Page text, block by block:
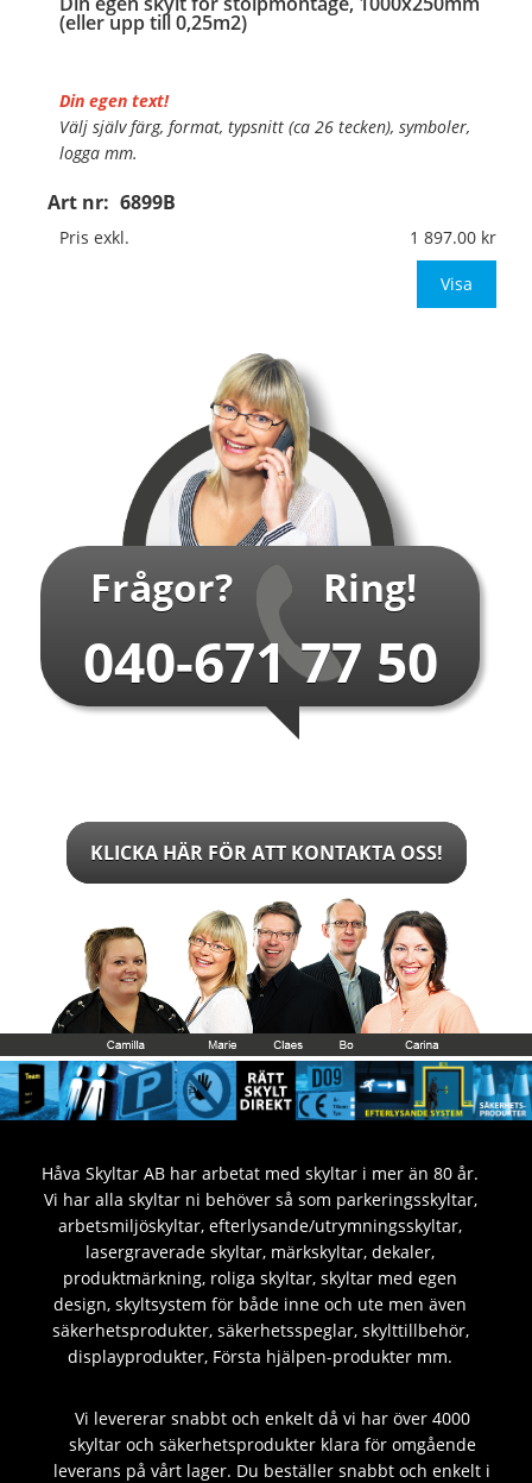
(eller upp till 0,25m2)
Art nr: 6899B
Din egen text!
Välj själv färg, format, typsnitt (ca 26 tecken), symboler,
logga mm.
Material:Kantvikt aluminium, 2mm (stolpmontage)
Mått:1000x250mm (eller annat mått upp till 0,25m²)
Pris exkl. 1 897.00
Visa
Frågor? Ring!
040-671 77 50
KLICKA HÄR FÖR ATT KONTAKTA OSS!
Håva Skyltar AB har arbetat med skyltar i mer än 80 år.
Vi har alla skyltar ni behöver så som parkeringsskyltar,
arbetsmiljöskyltar, efterlysande/utrymningsskyltar,
lasergraverade skyltar, märkskyltar, dekaler,
produktmärkning, roliga skyltar, skyltar med egen
design, skyltsystem för både inne och ute men även
säkerhetsprodukter, säkerhetsspeglar, skylttillbehör,
displayprodukter, Första hjälpen-produkter mm.
Vi levererar snabbt och enkelt då vi har över 4000
skyltar och säkerhetsprodukter klara för omgående
leverans på vårt lager. Du beställer snabbt och enkelt i